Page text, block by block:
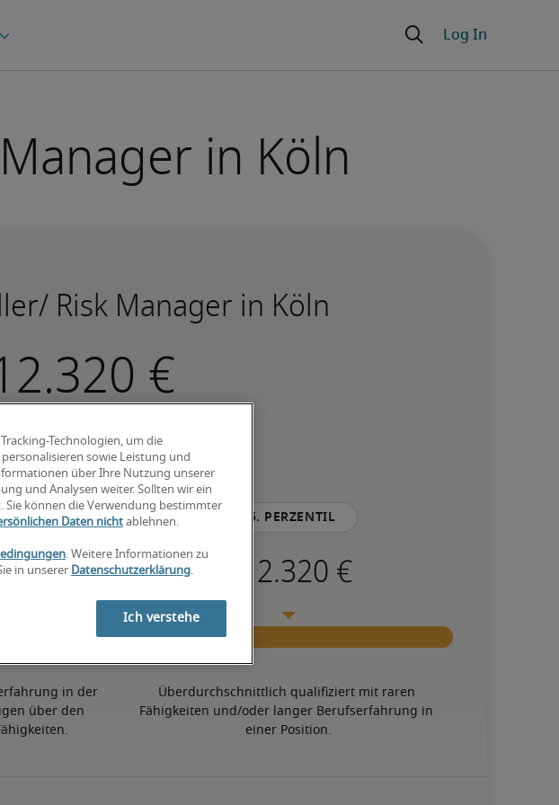
in Köln
Risk Manager in Köln
Durchschnitt
in der
über den
75. Perzentil
Überdurchschnittlich qualifiziert mit raren
Fähigkeiten und/oder langer Berufserfahrung in
einer Position.
Technologien, um die
sowie Leistung und
über Ihre Nutzung unserer
und Analysen weiter. Sollten wir ein
Sie können die Verwendung bestimmter
Daten nicht ablehnen.
. Weitere Informationen zu
in unserer Datenschutzerklärung.
Ich verstehe